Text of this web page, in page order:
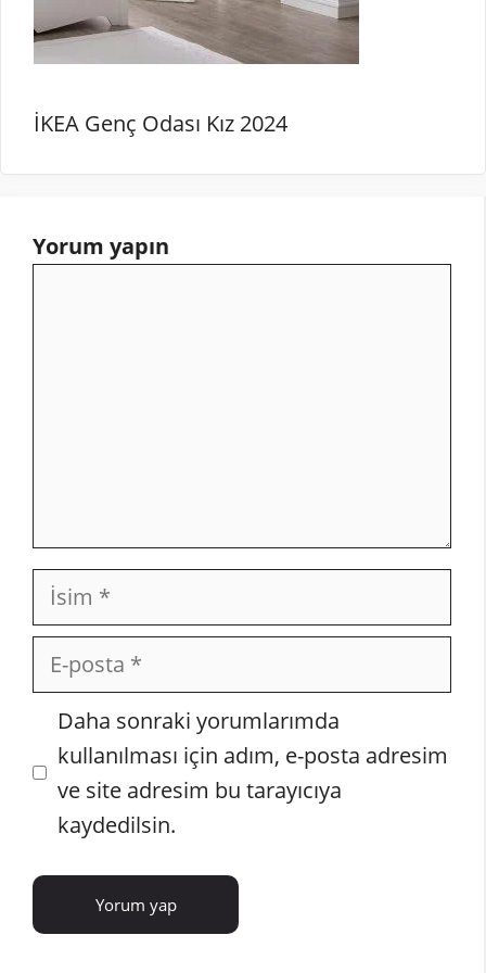
İKEA Genç Odası Kız 2024
Yorum yapın
İsim
posta
İnternet
sitesi
Daha sonraki yorumlarımda
kullanılması için adım, e-posta adresim
ve site adresim bu tarayıcıya
kaydedilsin.